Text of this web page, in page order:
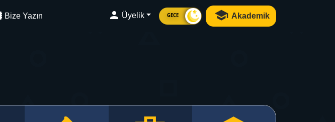
Bize Yazın Üyelik GECE Akademik